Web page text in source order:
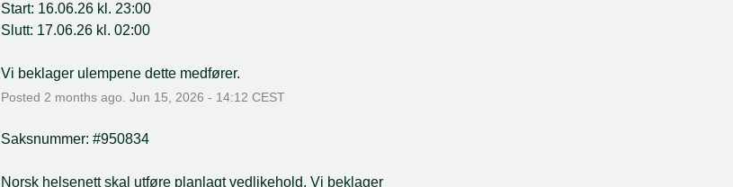
Start: 16.06.26 kl. 23:00
Slutt: 17.06.26 kl. 02:00
Vi beklager ulempene dette medfører.
Posted 2 months ago. Jun 15 2026 - 14:12 CEST
Saksnummer: #950834
Norsk helsenett skal utføre planlagt vedlikehold. Vi beklager